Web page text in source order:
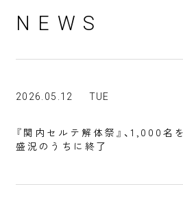
NEWS
2026.05.12 TUE
『関内セルテ解体祭』、1,000名
盛況のうちに終了